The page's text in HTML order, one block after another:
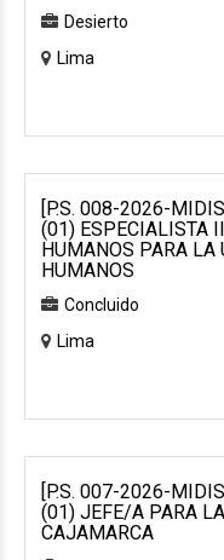
Desierto
Lima
[P.S. 008-2026-
(01) ESPECIALISTA
HUMANOS PARA LA
HUMANOS
Concluido
Lima
[P.S. 007-2026-
(01) JEFE/A PARA
CAJAMARCA